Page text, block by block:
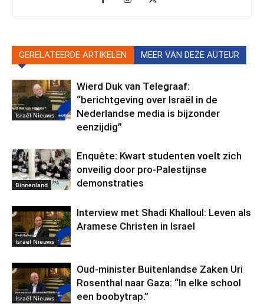
GERELATEERDE ARTIKELEN MEER VAN DEZE AUTEUR
Israël Nieuws
Wierd Duk van Telegraaf:
“berichtgeving over Israël in de
Nederlandse media is bijzonder
eenzijdig”
Binnenland
Enquête: Kwart studenten voelt zich
onveilig door pro-Palestijnse
demonstraties
Israël Nieuws
Interview met Shadi Khalloul: Leven als
Aramese Christen in Israel
Israël Nieuws
Oud-minister Buitenlandse Zaken Uri
Rosenthal naar Gaza: “In elke school
een boobytrap.”